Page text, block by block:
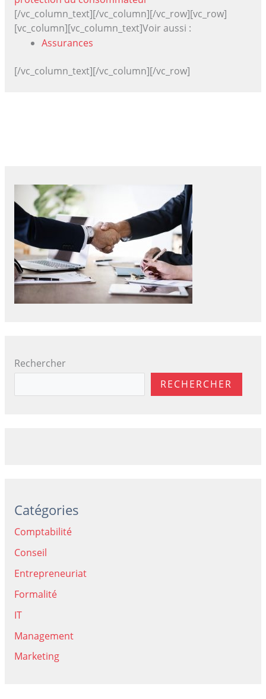
[/vc_column_text][/vc_column][/vc_row][vc_row]
[vc_column][vc_column_text]Voir aussi :
Assurances
[/vc_column_text][/vc_column][/vc_row]
Rechercher
RECHERCHER
Catégories
Comptabilité
Conseil
Entrepreneuriat
Formalité
IT
Management
Marketing